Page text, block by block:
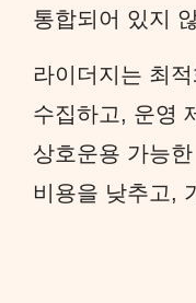
통합되어 있지
라이더지는 최
수집하고, 운영
상호운용 가능
비용을 낮추고,